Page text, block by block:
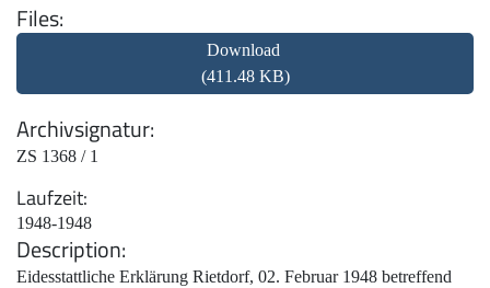
Files
Download
(411.48 KB)
Archivsignatur
ZS 1368 / 1
Laufzeit
1948-1948
Description
Eidesstattliche Erklärung Rietdorf, 02. Februar 1948 betreffend